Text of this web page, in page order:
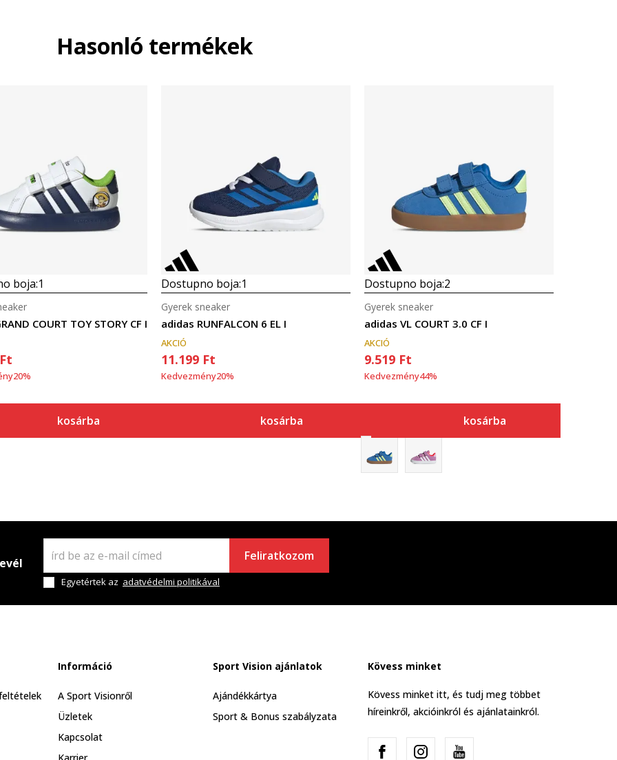
Hasonló termékek
boja:1
COURT TOY STORY CF I
Ft
20%
kosárba
Dostupno boja:1
adidas RUNFALCON 6 EL I
Gyerek sneaker
AKCIÓ
11.199 Ft
Kedvezmény20%
kosárba
Dostupno boja:2
adidas VL COURT 3.0 CF I
Gyerek sneaker
AKCIÓ
9.519 Ft
Kedvezmény44%
kosárba
Feliratkozom
Egyetértek az adatvédelmi politikával
Információ
A Sport Visionről
Üzletek
Kapcsolat
Sport Vision ajánlatok
Ajándékkártya
Sport & Bonus szabályzata
Kövess minket
Kövess minket itt, és tudj meg többet
híreinkről, akcióinkról és ajánlatainkról.